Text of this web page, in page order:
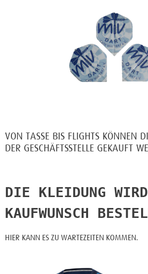
MTV EINTRACHT DART
3,00€
VON TASSE BIS FLIGHTS KÖNNEN
DER GESCHÄFTSSTELLE GEKAUFT
DIE KLEIDUNG
KAUFWUNSCH
HIER KANN ES ZU WARTEZEITEN KOMMEN.